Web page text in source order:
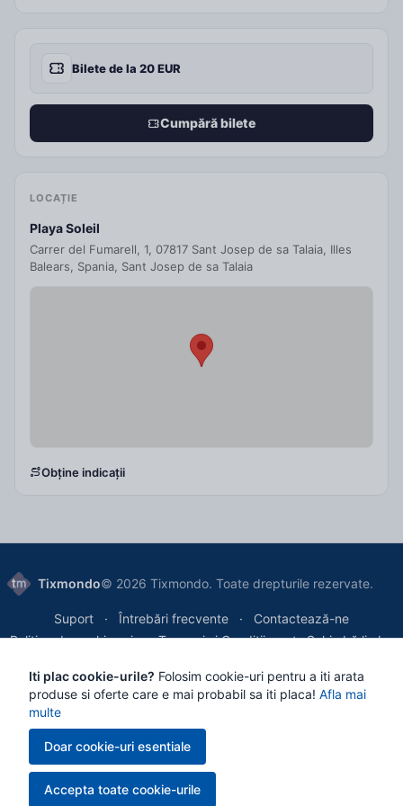
Bilete de la 20 EUR
Cumpără bilete
LOCAȚIE
Playa Soleil
Carrer del Fumarell, 1, 07817 Sant Josep de sa Talaia, Illes
Balears, Spania, Sant Josep de sa Talaia
Obține indicații
Tixmondo© 2026 Tixmondo. Toate drepturile rezervate.
Suport Întrebări frecvente
Contactează-ne
Politica de cookie-uri
Termeni și Condiții Schimbă limba
Tixmondo SRL
, Bucharest, Romania
Reg. Com.: J2024036006007 | VAT/CIF: 50788470
Toate plățile sunt procesate securizat prin
criptate și cele mai înalte standarde de protecție a datelor.
Iti plac cookie-urile? Folosim cookie-uri pentru a iti arata
produse si oferte care e mai probabil sa iti placa! Afla mai
multe
Doar cookie-uri esentiale
Accepta toate cookie-urile